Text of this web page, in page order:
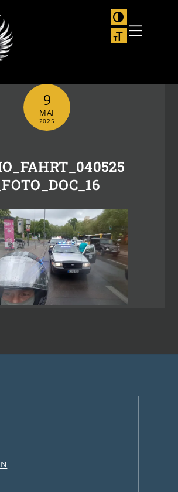
Menu
SCHRIFT
9
MAI
2025
_FOTO_DOC_16